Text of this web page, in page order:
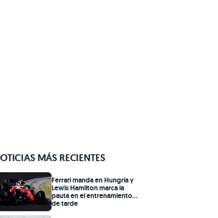
MÁS RECIENTES
Ferrari manda en Hungría y
Lewis Hamilton marca la
pauta en el entrenamiento
de tarde